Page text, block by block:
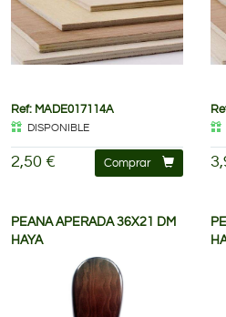
Ref: MADE017114A
DISPONIBLE
2,50 € Comprar
PEANA APERADA 36X21 DM
HAYA